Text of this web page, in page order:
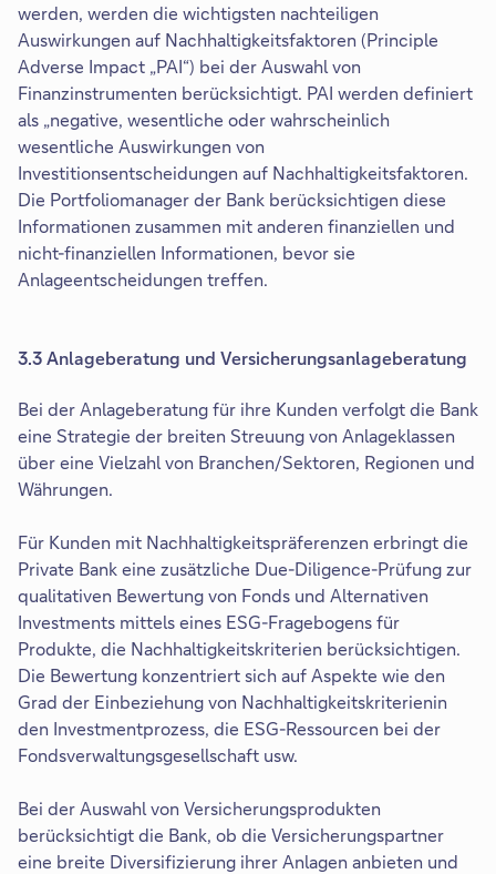
werden, werden die wichtigsten nachteiligen
Auswirkungen auf Nachhaltigkeitsfaktoren (Principle
Adverse Impact „PAI“) bei der Auswahl von
Finanzinstrumenten berücksichtigt. PAI werden definiert
als „negative, wesentliche oder wahrscheinlich
wesentliche Auswirkungen von
Investitionsentscheidungen auf Nachhaltigkeitsfaktoren.
Die Portfoliomanager der Bank berücksichtigen diese
Informationen zusammen mit anderen finanziellen und
nicht-finanziellen Informationen, bevor sie
Anlageentscheidungen treffen.
3.3 Anlageberatung und Versicherungsanlageberatung
Bei der Anlageberatung für ihre Kunden verfolgt die Bank
eine Strategie der breiten Streuung von Anlageklassen
über eine Vielzahl von Branchen/Sektoren, Regionen und
Währungen.
Für Kunden mit Nachhaltigkeitspräferenzen erbringt die
Private Bank eine zusätzliche Due-Diligence-Prüfung zur
qualitativen Bewertung von Fonds und Alternativen
Investments mittels eines ESG-Fragebogens für
Produkte, die Nachhaltigkeitskriterien berücksichtigen.
Die Bewertung konzentriert sich auf Aspekte wie den
Grad der Einbeziehung von Nachhaltigkeitskriterienin
den Investmentprozess, die ESG-Ressourcen bei der
Fondsverwaltungsgesellschaft usw.
Bei der Auswahl von Versicherungsprodukten
berücksichtigt die Bank, ob die Versicherungspartner
eine breite Diversifizierung ihrer Anlagen anbieten und